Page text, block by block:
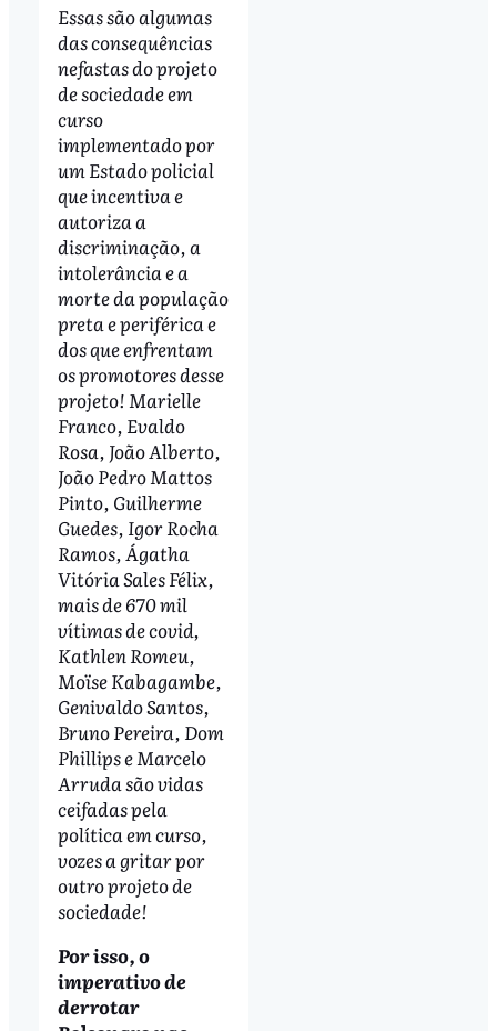
Essas são algumas
das consequências
nefastas do projeto
de sociedade em
curso
implementado por
um Estado policial
que incentiva e
autoriza a
discriminação, a
intolerância e a
morte da população
preta e periférica e
dos que enfrentam
os promotores desse
projeto! Marielle
Franco, Evaldo
Rosa, João Alberto,
João Pedro Mattos
Pinto, Guilherme
Guedes, Igor Rocha
Ramos, Ágatha
Vitória Sales Félix,
mais de 670 mil
vítimas de covid,
Kathlen Romeu,
Moïse Kabagambe,
Genivaldo Santos,
Bruno Pereira, Dom
Phillips e Marcelo
Arruda são vidas
ceifadas pela
política em curso,
vozes a gritar por
outro projeto de
sociedade!
Por isso, o
imperativo de
derrotar